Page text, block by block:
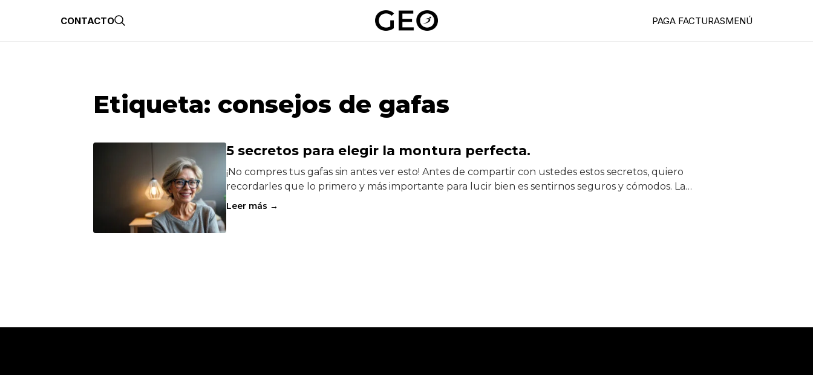
CONTACTO PAGA FACTURASMENÚ
Etiqueta: consejos de gafas
5 secretos para elegir la montura perfecta.
¡No compres tus gafas sin antes ver esto! Antes de compartir con ustedes estos secretos, quiero
recordarles que lo primero y más importante para lucir bien es sentirnos seguros y cómodos. La…
Leer más →